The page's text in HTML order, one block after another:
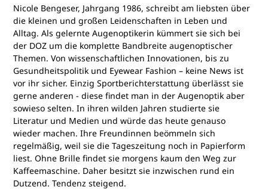
Nicole Bengeser, Jahrgang 1986, schreibt am liebsten über
die kleinen und großen Leidenschaften in Leben und
Alltag. Als gelernte Augenoptikerin kümmert sie sich bei
der DOZ um die komplette Bandbreite augenoptischer
Themen. Von wissenschaftlichen Innovationen, bis zu
Gesundheitspolitik und Eyewear Fashion – keine News ist
vor ihr sicher. Einzig Sportberichterstattung überlässt sie
gerne anderen - diese findet man in der Augenoptik aber
sowieso selten. In ihren wilden Jahren studierte sie
Literatur und Medien und würde das heute genauso
wieder machen. Ihre Freundinnen beömmeln sich
regelmäßig, weil sie die Tageszeitung noch in Papierform
liest. Ohne Brille findet sie morgens kaum den Weg zur
Kaffeemaschine. Daher besitzt sie inzwischen rund ein
Dutzend. Tendenz steigend.